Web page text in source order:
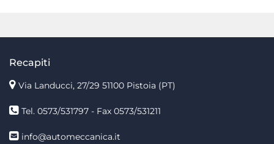
Recapiti
Via Landucci, 27/29 51100 Pistoia (PT)
Tel. 0573/531797 - Fax 0573/531211
info@automeccanica.it